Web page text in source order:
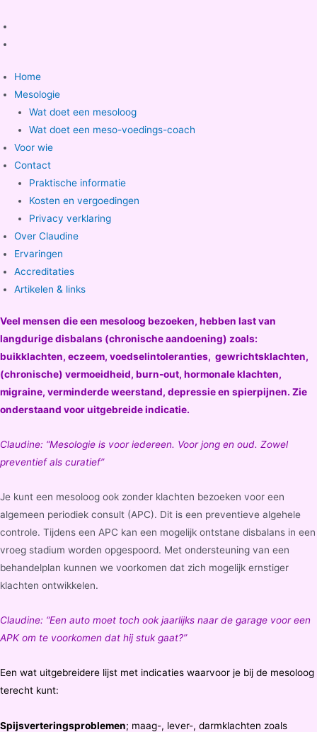
MenuHome
Mesologie
Wat doet een mesoloog
Wat doet een meso-voedings-coach
Voor wie
Contact
Praktische informatie
Kosten en vergoedingen
Privacy verklaring
Over Claudine
Ervaringen
Accreditaties
Artikelen & links
Veel mensen die een mesoloog bezoeken, hebben last van
langdurige disbalans (chronische aandoening) zoals:
buikklachten, eczeem, voedselintoleranties, gewrichtsklachten,
(chronische) vermoeidheid, burn-out, hormonale klachten,
migraine, verminderde weerstand, depressie en spierpijnen. Zie
onderstaand voor uitgebreide indicatie.
Claudine: “Mesologie is voor iedereen. Voor jong en oud. Zowel
preventief als curatief”
Je kunt een mesoloog ook zonder klachten bezoeken voor een
algemeen periodiek consult (APC). Dit is een preventieve algehele
controle. Tijdens een APC kan een mogelijk ontstane disbalans in een
vroeg stadium worden opgespoord. Met ondersteuning van een
behandelplan kunnen we voorkomen dat zich mogelijk ernstiger
klachten ontwikkelen.
Claudine: “Een auto moet toch ook jaarlijks naar de garage voor een
APK om te voorkomen dat hij stuk gaat?”
Een wat uitgebreidere lijst met indicaties waarvoor je bij de mesoloog
terecht kunt:
Spijsverteringsproblemen; maag-, lever-, darmklachten zoals